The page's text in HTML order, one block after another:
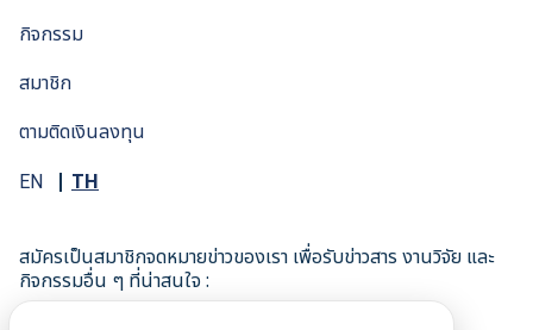
กิจกรรม
สมาชิก
ตามติดเงินลงทุน
EN TH
สมัครเป็นสมาชิกจดหมายข่าวของเรา เพื่อรับข่าวสาร งานวิจัย และ
กิจกรรมอื่น ๆ ที่น่าสนใจ :